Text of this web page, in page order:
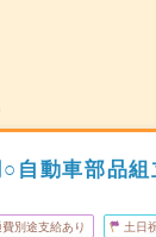
自動車部品組
費別途支給あり 土日